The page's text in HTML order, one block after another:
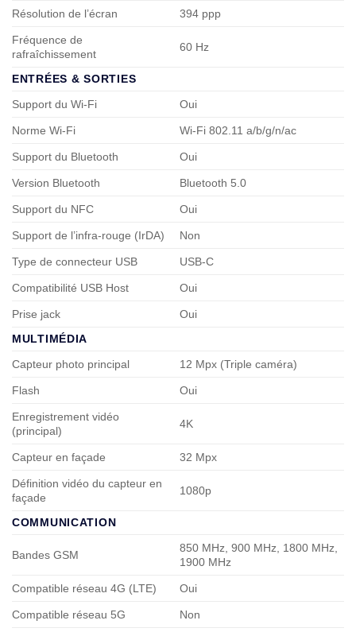
Résolution de l’écran 394 ppp
Fréquence de
rafraîchissement
60 Hz
ENTRÉES & SORTIES
Support du Wi-Fi
Oui
Norme Wi-Fi Wi-Fi 802.11 a/b/g/n/ac
Support du Bluetooth Oui
Version Bluetooth Bluetooth 5.0
Support du NFC Oui
Support de l’infra-rouge (IrDA) Non
Type de connecteur USB USB-C
Compatibilité USB Host Oui
Prise jack
Oui
MULTIMÉDIA
Capteur photo principal
12 Mpx (Triple caméra)
Flash Oui
Enregistrement vidéo
(principal)
4K
Capteur en façade 32 Mpx
Définition vidéo du capteur en
façade
1080p
COMMUNICATION
Bandes GSM
850 MHz, 900 MHz, 1800 MHz,
1900 MHz
Compatible réseau 4G (LTE) Oui
Compatible réseau 5G
Non